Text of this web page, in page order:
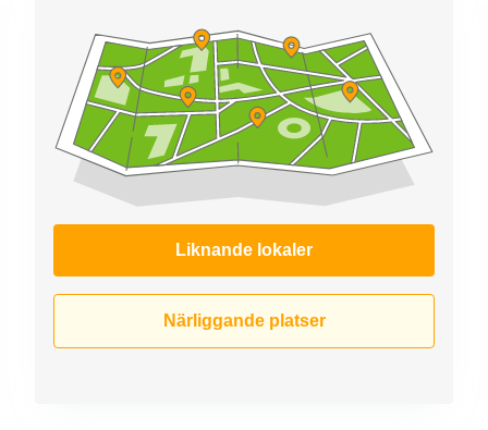
Liknande lokaler
Närliggande platser